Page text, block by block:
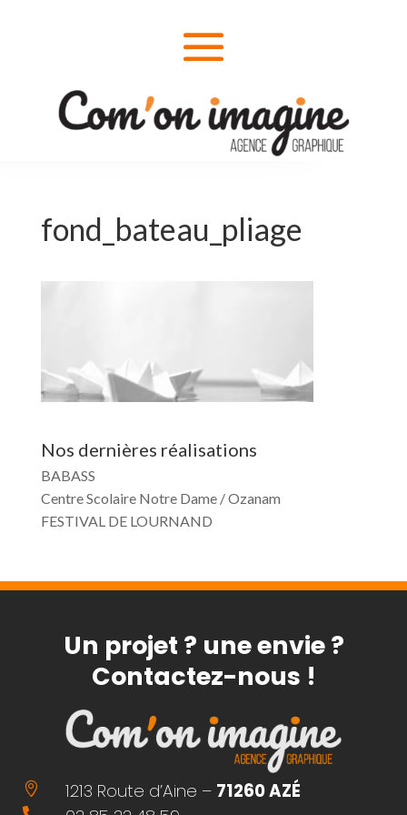
fond_bateau_pliage
Nos dernières réalisations
BABASS
Centre Scolaire Notre Dame / Ozanam
FESTIVAL DE LOURNAND
Un projet ? une envie ?
Contactez-nous !
 1213 Route d’Aine – 71260 AZÉ